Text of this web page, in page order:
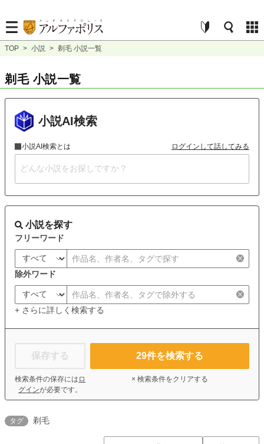
TOP > 小説 > 剃毛 小説一覧
剃毛 小説一覧
小説AI検索
小説AI検索とは ログインして話してみる
小説を探す
フリーワード
除外ワード
+ さらに詳しく検索する
保存する
検索条件の保存には ロ
グインが必要です。
29件を検索する
× 検索条件をクリアする
タグ 剃毛